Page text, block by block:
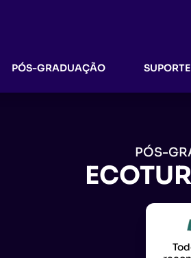
PÓS-GRADUAÇÃO
PÓS-